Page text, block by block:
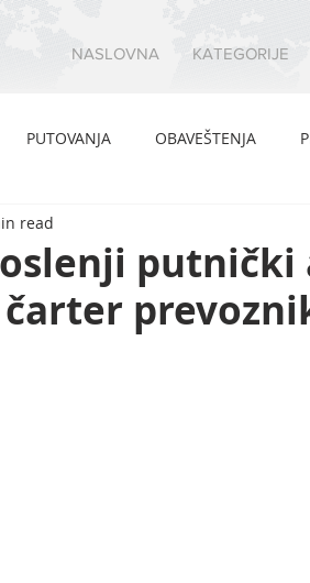
NASLOVNA KATEGORIJE
PUTOVANJA OBAVEŠTENJA
putnički
read